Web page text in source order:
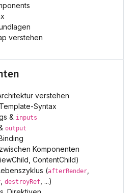
verstehen
verstehen
Syntax
& inputs
output
Komponenten
ContentChild)
(afterRender
destroyRef
, ...)